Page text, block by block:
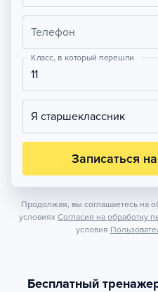
Телефон
Класс, в который перешли
11
Я старшеклассник
Записаться
Продолжая, вы соглашаетесь на
условиях Согласия на обработку
условия
Бесплатный